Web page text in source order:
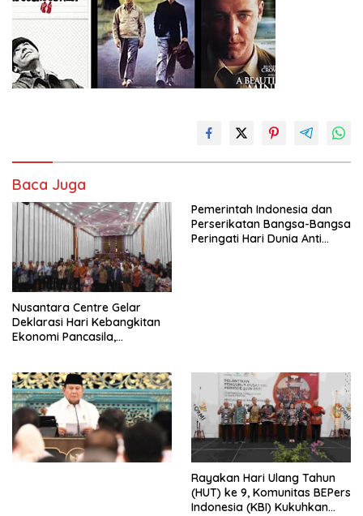
Baca Juga
Nusantara Centre Gelar
Deklarasi Hari Kebangkitan
Ekonomi Pancasila,
Penjajahan (Pergolakan
Ekonomi Politik Indonesia) &
Simposium Nasional “Urgensi
Undang-Undang
Perekonomian Nasional dan
Kesejahteraan Sosial dalam
Pemerintah Indonesia dan
Perserikatan Bangsa-Bangsa
Peringati Hari Dunia Anti
Rayakan Hari Ulang Tahun
(HUT) ke 9, Komunitas BEPers
Indonesia (KBI) Kukuhkan